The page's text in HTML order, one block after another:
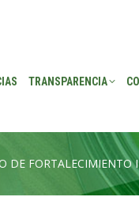
TRANSPARENCIA
DE